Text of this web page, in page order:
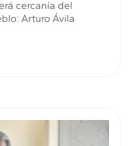
cercanía del
Arturo Ávila